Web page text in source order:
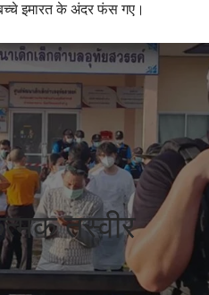
इमारत के अंदर फंस गए।
तस्वीर